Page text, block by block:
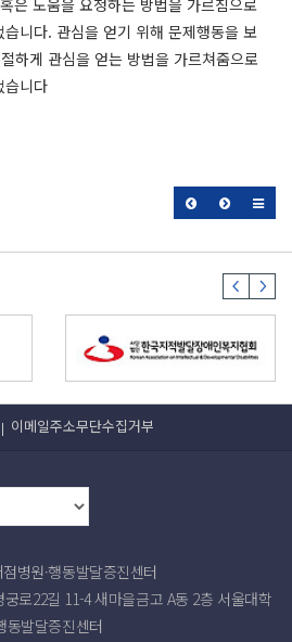
은 도움을 요청하는 방법을 가르침으로
니다. 관심을 얻기 위해 문제행동을 보
하게 관심을 얻는 방법을 가르쳐줌으로
습니다
이메일주소무단수집거부
병원·행동발달증진센터
로22길 11-4 새마을금고 A동 2층 서울대학
동발달증진센터